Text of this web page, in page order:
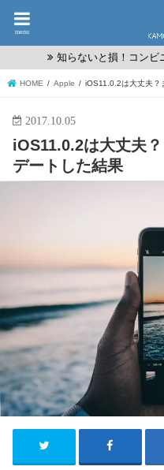
menu
知らないと損！コンビ
HOME Apple iOS11.0.2は大丈夫？
2017.10.05
iOS11.0.2は大丈夫
デートした結果